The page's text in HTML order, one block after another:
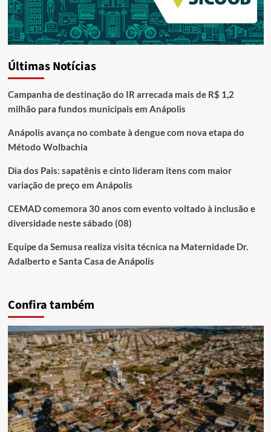
Últimas Notícias
Campanha de destinação do IR arrecada mais de R$ 1,2
milhão para fundos municipais em Anápolis
Anápolis avança no combate à dengue com nova etapa do
Método Wolbachia
Dia dos Pais: sapatênis e cinto lideram itens com maior
variação de preço em Anápolis
CEMAD comemora 30 anos com evento voltado à inclusão e
diversidade neste sábado (08)
Equipe da Semusa realiza visita técnica na Maternidade Dr.
Adalberto e Santa Casa de Anápolis
Confira também